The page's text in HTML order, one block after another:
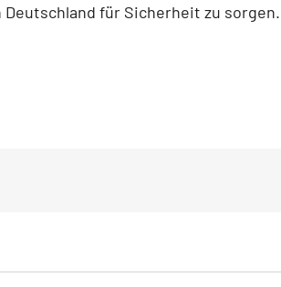
Deutschland für Sicherheit zu